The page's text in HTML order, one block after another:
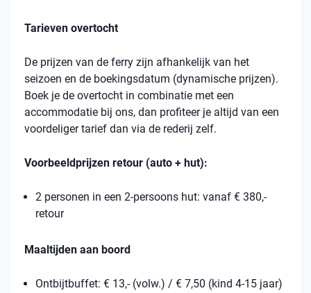
Tarieven overtocht
De prijzen van de ferry zijn afhankelijk van het
seizoen en de boekingsdatum (dynamische prijzen).
Boek je de overtocht in combinatie met een
accommodatie bij ons, dan profiteer je altijd van een
voordeliger tarief dan via de rederij zelf.
Voorbeeldprijzen retour (auto + hut):
2 personen in een 2-persoons hut: vanaf € 380,-
retour
Maaltijden aan boord
Ontbijtbuffet: € 13,- (volw.) / € 7,50 (kind 4-15 jaar)